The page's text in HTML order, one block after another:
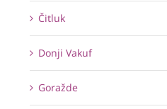
Čitluk
Donji Vakuf
Goražde